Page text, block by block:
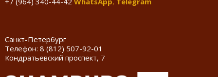
Санкт-Петербург
Телефон: 8 (812) 507-92-01
Кондратьевский проспект, 7